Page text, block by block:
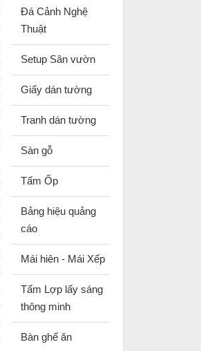
Đá Cảnh Nghệ
Thuật
Setup Sân vườn
Giấy dán tường
Tranh dán tường
Sàn gỗ
Tấm Ốp
Bảng hiệu quảng
cáo
Mái hiên - Mái Xếp
Tấm Lợp lấy sáng
thông minh
Bàn ghế ăn